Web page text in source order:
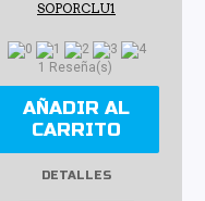
SOPORCLU1
1 Reseña(s)
AÑADIR AL
CARRITO
DETALLES